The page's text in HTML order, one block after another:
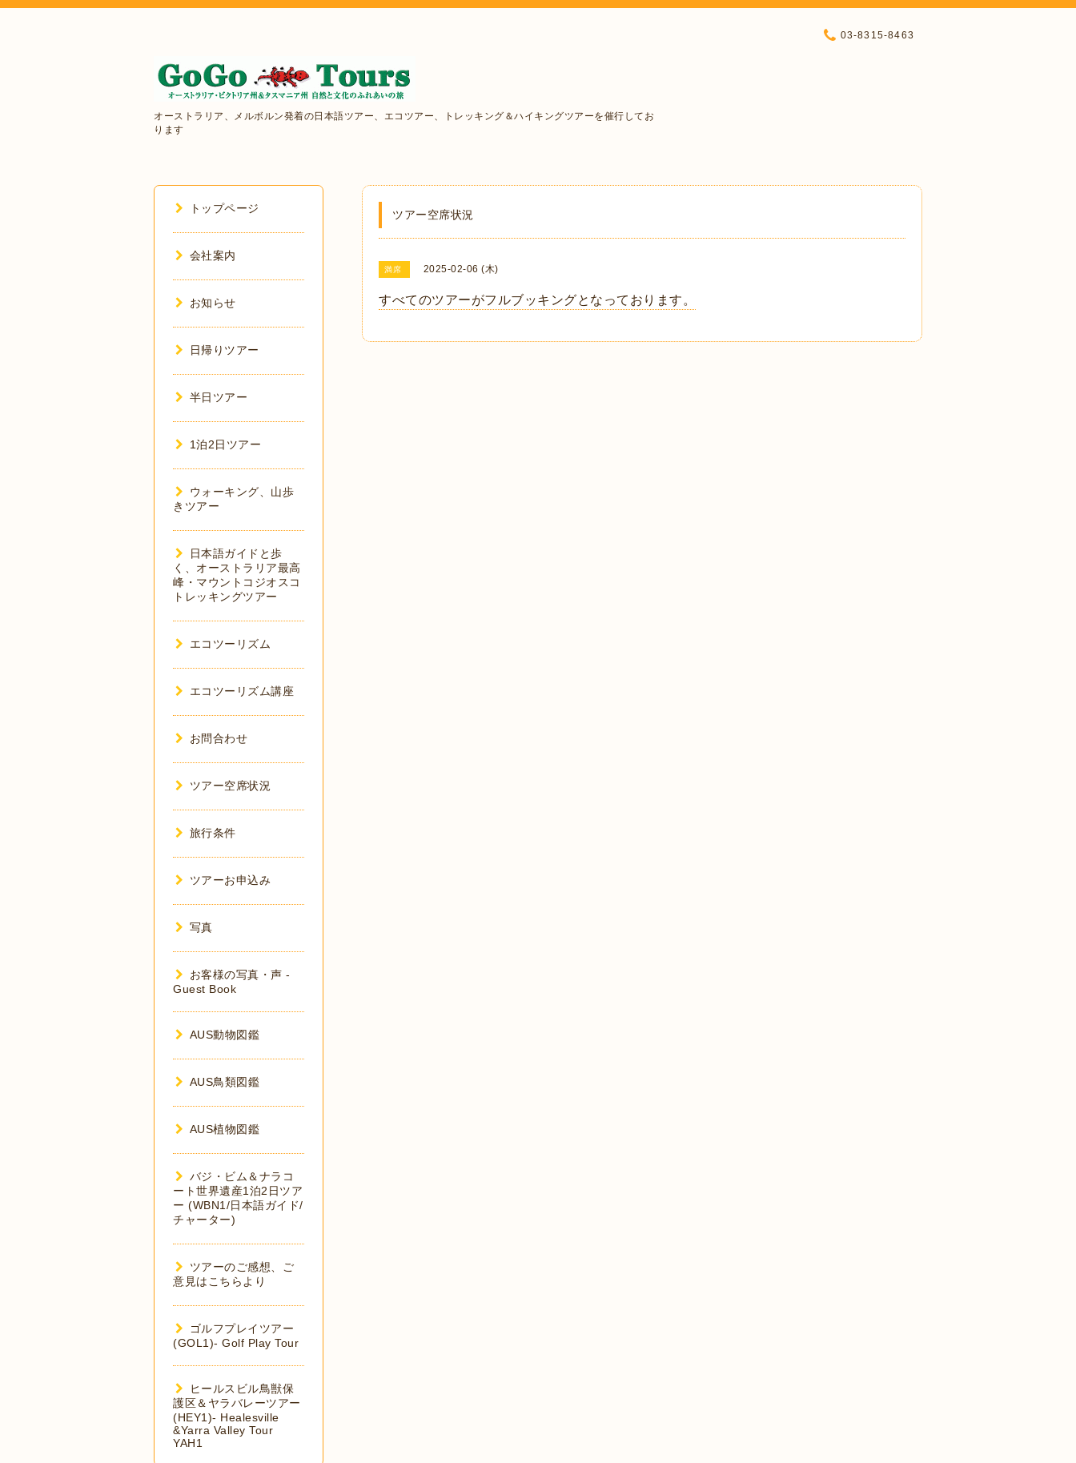
オーストラリア、メルボルン発着の日本語ツアー、エコツアー、トレッキング＆ハイキングツアーを催行してお
ります
03-8315-8463
ツアー空席状況
満席 2025-02-06 (木)
すべてのツアーがフルブッキングとなっております。
トップページ
会社案内
お知らせ
日帰りツアー
半日ツアー
1泊2日ツアー
ウォーキング、山歩
きツアー
日本語ガイドと歩
く、オーストラリア最高
峰・マウントコジオスコ
トレッキングツアー
エコツーリズム
エコツーリズム講座
お問合わせ
ツアー空席状況
旅行条件
ツアーお申込み
写真
お客様の写真・声 -
Guest Book
AUS動物図鑑
AUS鳥類図鑑
AUS植物図鑑
バジ・ビム＆ナラコ
ート世界遺産1泊2日ツア
ー (WBN1/日本語ガイド/
チャーター)
ツアーのご感想、ご
意見はこちらより
ゴルフプレイツアー
(GOL1)- Golf Play Tour
ヒールスビル鳥獣保
護区＆ヤラバレーツアー
(HEY1)- Healesville
&Yarra Valley Tour
YAH1